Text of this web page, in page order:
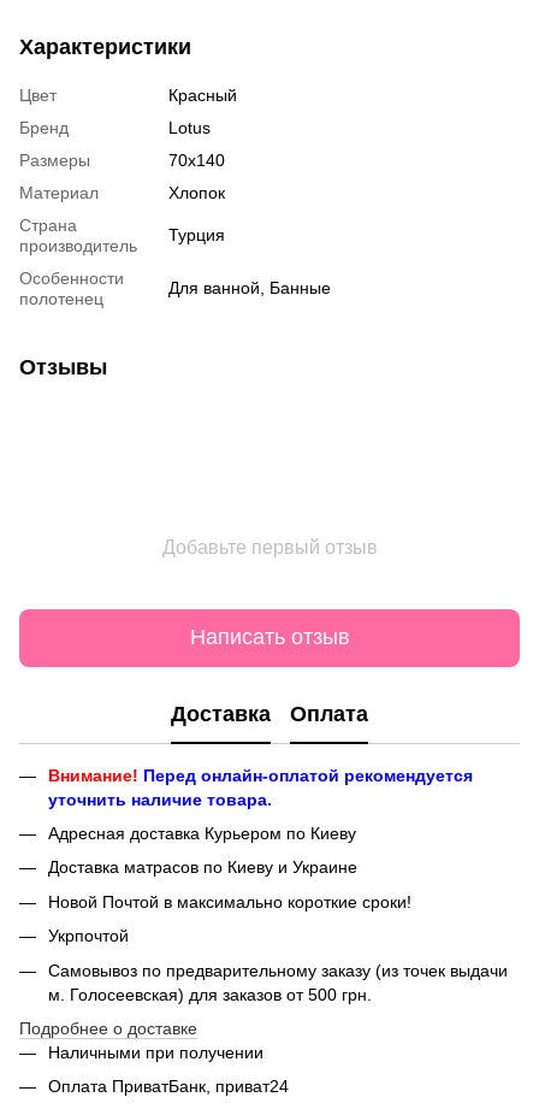
Характеристики
Цвет
Красный
Бренд
Lotus
Размеры
70х140
Материал
Хлопок
Страна
производитель
Турция
Особенности
полотенец
Для ванной, Банные
Отзывы
Добавьте первый отзыв
Написать отзыв
Доставка Оплата
Внимание! Перед онлайн-оплатой рекомендуется
уточнить наличие товара.
Адресная доставка Курьером по Киеву
Доставка матрасов по Киеву и Украине
Новой Почтой в максимально короткие сроки!
Укрпочтой
Самовывоз по предварительному заказу (из точек выдачи
м. Голосеевская) для заказов от 500 грн.
Подробнее о доставке
Наличными при получении
Оплата ПриватБанк, приват24